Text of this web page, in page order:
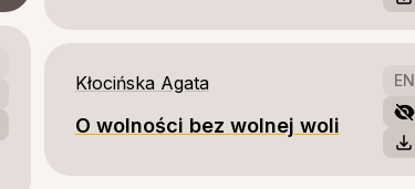
EN
Kłocińska Agata
O wolności bez wolnej woli